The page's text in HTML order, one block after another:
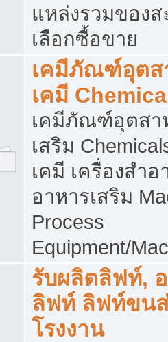
แหล่งรวมของ
เลือกซื้อขาย
เคมีภัณฑ์อุตส
เคมี
เคมีภัณฑ์อุตสา
เสริม
เคมี เครื่องสำ
อาหารเสริม
Process
Equipment/
รับผลิตลิฟท์,
ลิฟท์ ลิฟท์ขน
โรงงาน